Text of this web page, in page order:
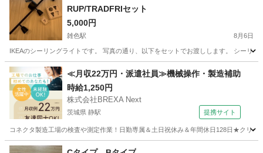
RUP/TRADFRIセット
5,000円
雑色駅 8月6日
IKEAのシーリングライトです。 写真の通り、以下をセットでお渡しします。 シーリ
東京 大田区 雑色駅 その他
≪月収22万円・派遣社員≫機械操作・製造補助
時給1,250円
株式会社BREXA Next
茨城県 静駅 提携サイト
コネクタ製造工場の検査や測定作業！日勤専属＆土日祝休み＆年間休日128日★クリ
茨城 常陸大宮市 静駅 その他